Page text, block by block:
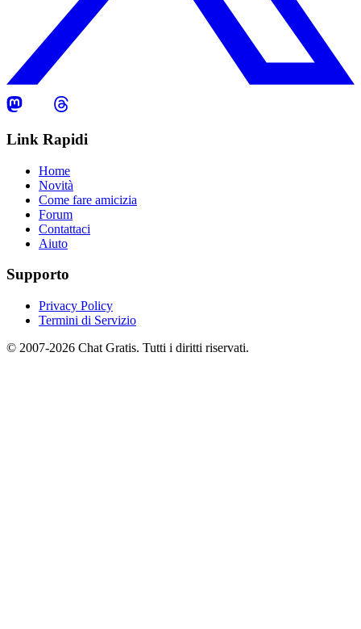
Link Rapidi
Home
Novità
Come fare amicizia
Forum
Contattaci
Aiuto
Supporto
Privacy Policy
Termini di Servizio
© 2007-2026 Chat Gratis. Tutti i diritti riservati.